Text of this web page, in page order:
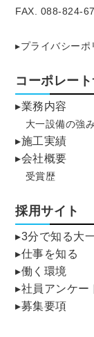
FAX. 088-824-
▸プライバシーポ
コーポレート
▸業務内容
大一設備の強み
▸施工実績
▸会社概要
受賞歴
採用サイト
▸3分で知る大
▸仕事を知る
▸働く環境
▸社員アンケー
▸募集要項